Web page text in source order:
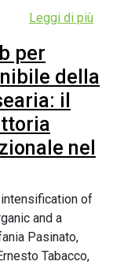
Leggi di più
per
della
il
nel
of
and a
Pasinato,
Tabacco,